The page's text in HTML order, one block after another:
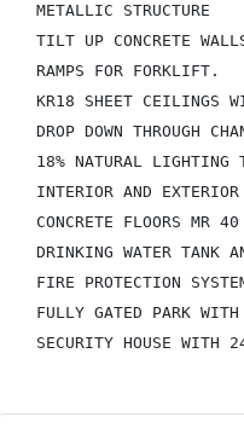
METALLIC STRUCTURE
TILT UP CONCRETE
RAMPS FOR FORKLIFT.
KR18 SHEET CEILINGS
DROP DOWN THROUGH
18% NATURAL LIGHTING
INTERIOR AND
CONCRETE FLOORS MR
DRINKING WATER TANK
FIRE PROTECTION
FULLY GATED PARK
SECURITY HOUSE WITH